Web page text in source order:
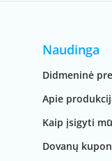
Naudinga
Didmeninė
Apie
Kaip įsigyti
Dovanų